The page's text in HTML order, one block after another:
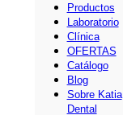
Productos
Laboratorio
Clínica
OFERTAS
Catálogo
Blog
Sobre Katia
Dental